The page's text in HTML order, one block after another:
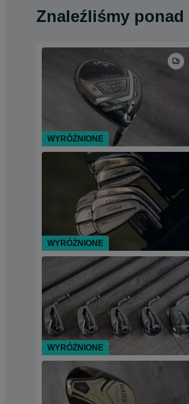
Znaleźliśmy ponad
WYRÓŻNIONE
WYRÓŻNIONE
WYRÓŻNIONE